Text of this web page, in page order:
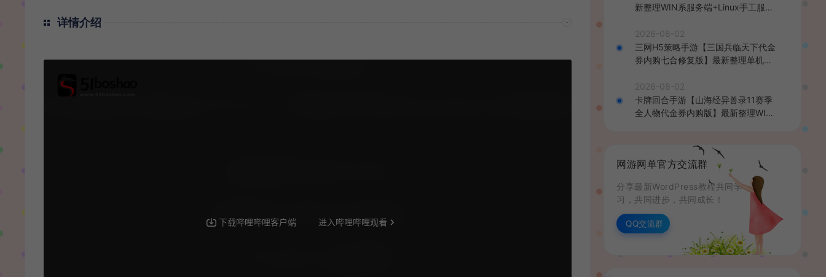
详情介绍
新整理WIN系服务端+Linux手工服务
2026-08-02
三网H5策略手游【三国兵临天下代金
券内购七合修复版】最新整理单机一
理后台+GM授权后台+简易安卓客户
端+详细搭建教程+视频教程
2026-08-02
卡牌回合手游【山海经异兽录11赛季
全人物代金券内购版】最新整理WIN
网游网单官方交流群
分享最新WordPress教程共同学
习，共同进步，共同成长！
QQ交流群